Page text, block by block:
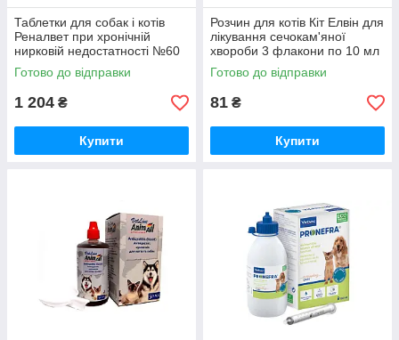
Таблетки для собак і котів
Реналвет при хронічній
нирковій недостатності №60
VetExpert
Готово до відправки
1 204 ₴
Купити
Розчин для котів Кіт Елвін для
лікування сечокам'яної
хвороби 3 флакони по 10 мл
OL KAR
Готово до відправки
81 ₴
Купити